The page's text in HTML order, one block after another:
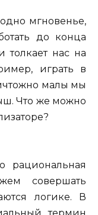
мгновенье,
до конца
нас на
играть в
малы мы
Что же можно
рациональная
совершать
логике. В